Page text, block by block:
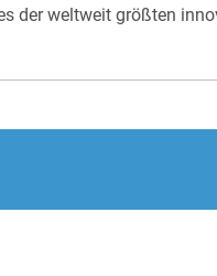
der weltweit größten